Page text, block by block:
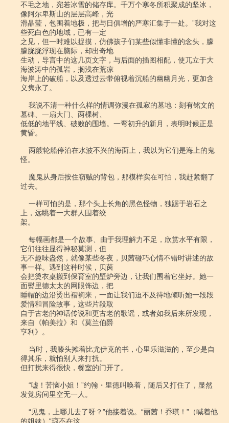
不毛之地，宛若冰雪的储存库。千万个寒冬所积聚成的坚冰，
像阿尔卑斯山的层层高峰，光
滑晶莹，包围着地极，把与日俱增的严寒汇集于一处。”我对这
些死白色的地域，已有一定
之见，但一时难以捉摸，仿佛孩子们某些似懂非懂的念头，朦
朦胧胧浮现在脑际，却出奇地
生动，导言中的这几页文字，与后面的插图相配，使兀立于大
海波涛中的孤岩，搁浅在荒凉
海岸上的破船，以及透过云带俯视着沉船的幽幽月光，更加含
义隽永了。
墓碑、一扇大门、两棵树、
低低的地平线、破败的围墙。一弯初升的新月，表明时候正是
黄昏。
怪。
过去。
上，远眺着一大群人围着绞
架。
它们往往显得神秘莫测，但
无不趣味盎然，就像某些冬夜，贝茜碰巧心情不错时讲述的故
事一样。遇到这种时候，贝茵
会把烫衣桌搬到保育室的壁炉旁边，让我们围着它坐好。她一
面熨里德太太的网眼饰边，把
睡帽的边沿烫出褶裥来，一面让我们迫不及待地倾听她一段段
爱情和冒险故事，这些片段取
自于古老的神话传说和更古老的歌谣，或者如我后来所发现，
来自《帕美拉》和《莫兰伯爵
亨利》。
得其乐，就怕别人来打扰。
但打扰来得很快，餐室的门开了。
发觉房间里空无一人。
的姐妹）“琼不在这